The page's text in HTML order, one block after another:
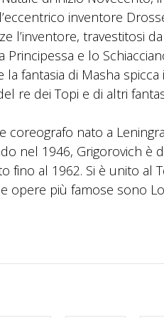
inventore
l’inventore, travestitosi
Principessa e lo
fantasia di Masha
re dei Topi e di altri
coreografo nato a
nel 1946, Grigorovich è
fino al 1962. Si è unito
opere più famose sono